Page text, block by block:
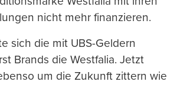
nicht mehr finanzieren.
sich die mit UBS-Geldern
Brands die Westfalia. Jetzt
um die Zukunft zittern wie